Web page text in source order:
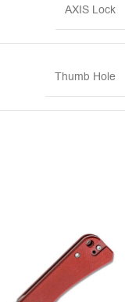
AXIS Lock
Thumb Hole